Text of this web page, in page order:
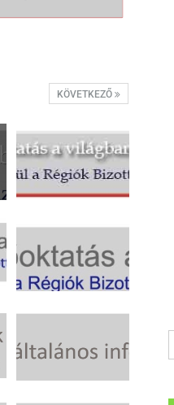
KÖVETKEZŐ